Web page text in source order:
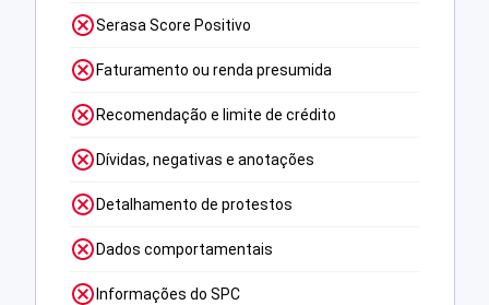
Serasa Score Positivo
Faturamento ou renda presumida
Recomendação e limite de crédito
Dívidas, negativas e anotações
Detalhamento de protestos
Dados comportamentais
Informações do SPC